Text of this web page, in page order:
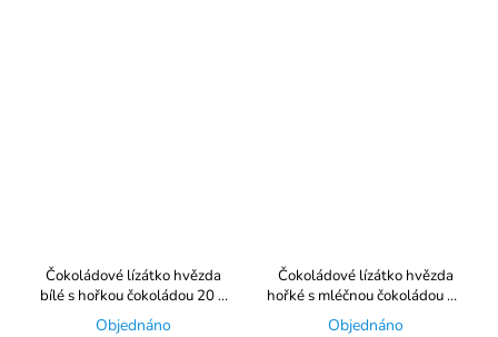
Čokoládové lízátko hvězda
bílé s hořkou čokoládou 20 g
Choco Bonté
Objednáno
Čokoládové lízátko hvězda
hořké s mléčnou čokoládou 20
g Choco Bonté
Objednáno